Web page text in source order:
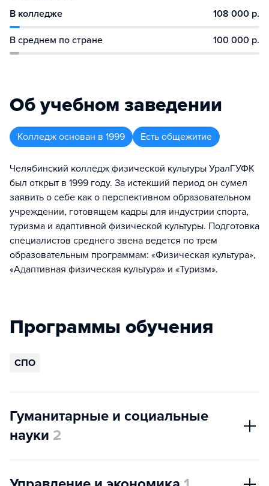
В колледже 108 000 р.
В среднем по стране 100 000 р.
Об учебном заведении
Колледж основан в 1999 Есть общежитие
Челябинский колледж физической культуры УралГУФК
был открыт в 1999 году. За истекший период он сумел
заявить о себе как о перспективном образовательном
учреждении, готовящем кадры для индустрии спорта,
туризма и адаптивной физической культуры. Подготовка
специалистов среднего звена ведется по трем
образовательным программам: «Физическая культура»,
«Адаптивная физическая культура» и «Туризм».
Программы обучения
СПО
Гуманитарные и социальные
науки 2